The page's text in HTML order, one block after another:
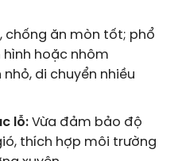
chống ăn mòn tốt; phổ
hoặc nhôm
di chuyển nhiều
lỗ:Vừa đảm bảo độ
thích hợp môi trường